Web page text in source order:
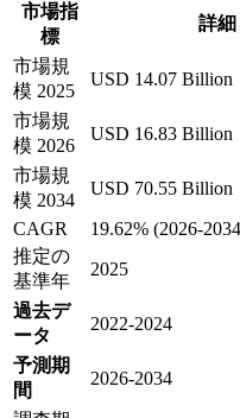
市場指
標
詳細
市場規
模 2025
USD 14.07 Billion
市場規
模 2026
USD 16.83 Billion
市場規
模 2034
USD 70.55 Billion
CAGR
19.62% (2026-
推定の
基準年
2025
過去デ
ータ
2022-2024
予測期
間
2026-2034